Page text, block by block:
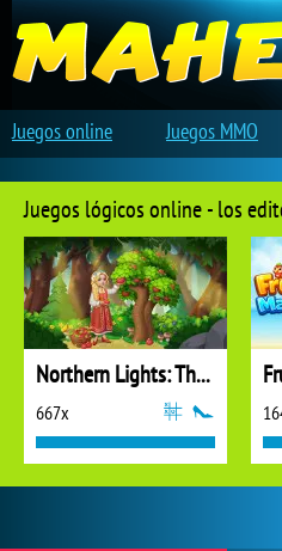
Juegos lógicos online - los
Northern Lights: The Secret of the Forest
667x
Juegos online Juegos MMO